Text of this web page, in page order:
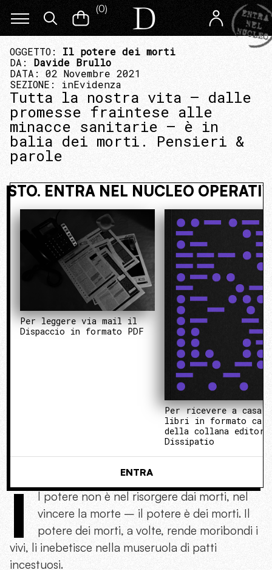
(0)
OGGETTO: Il potere dei morti
DA: Davide Brullo
DATA: 02 Novembre 2021
SEZIONE: inEvidenza
Tutta la nostra vita – dalle
promesse fraintese alle
minacce sanitarie – è in
balia dei morti. Pensieri &
parole
ENTRA NEL NUCLEO
Per leggere via mail il
Dispaccio in formato PDF
Per ricevere a casa i
libri in formato
della collana
Dissipatio
ENTRA
I
l potere non è nel risorgere dai morti, nel
vincere la morte – il potere è dei morti. Il
potere dei morti, a volte, rende moribondi i
vivi, li inebetisce nella museruola di patti
incestuosi.